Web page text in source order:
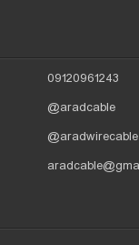
09120961243
@aradcable
@aradwirecable